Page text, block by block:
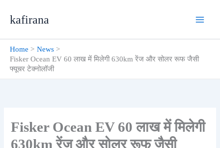
kafirana
Home
News
Fisker Ocean EV 60 लाख में मिलेगी 630km रेंज और सोलर रूफ जैसी
फ्यूचर टेक्नोलॉजी
Fisker Ocean EV 60 लाख में मिलेगी
630km रेंज और सोलर रूफ जैसी